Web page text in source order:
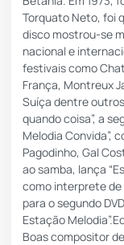
Torquato Neto, foi
disco mostrou-se
nacional e
festivais como
França, Montreux
Suíça dentre
quando coisa”, a
Melodia Convida”,
Pagodinho, Gal
ao samba, lança
como interprete de
para o segundo
Estação
Boas compositor